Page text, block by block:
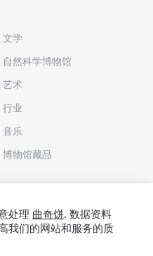
文学
自然科学博物馆
艺术
行业
音乐
博物馆藏品
处理 曲奇饼. 数据资料
我们的网站和服务的质